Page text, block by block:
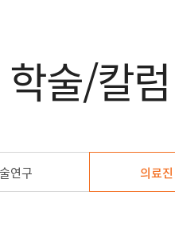
학술/칼럼
연구 의료